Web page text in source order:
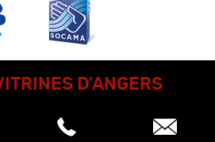
D'ANGERS